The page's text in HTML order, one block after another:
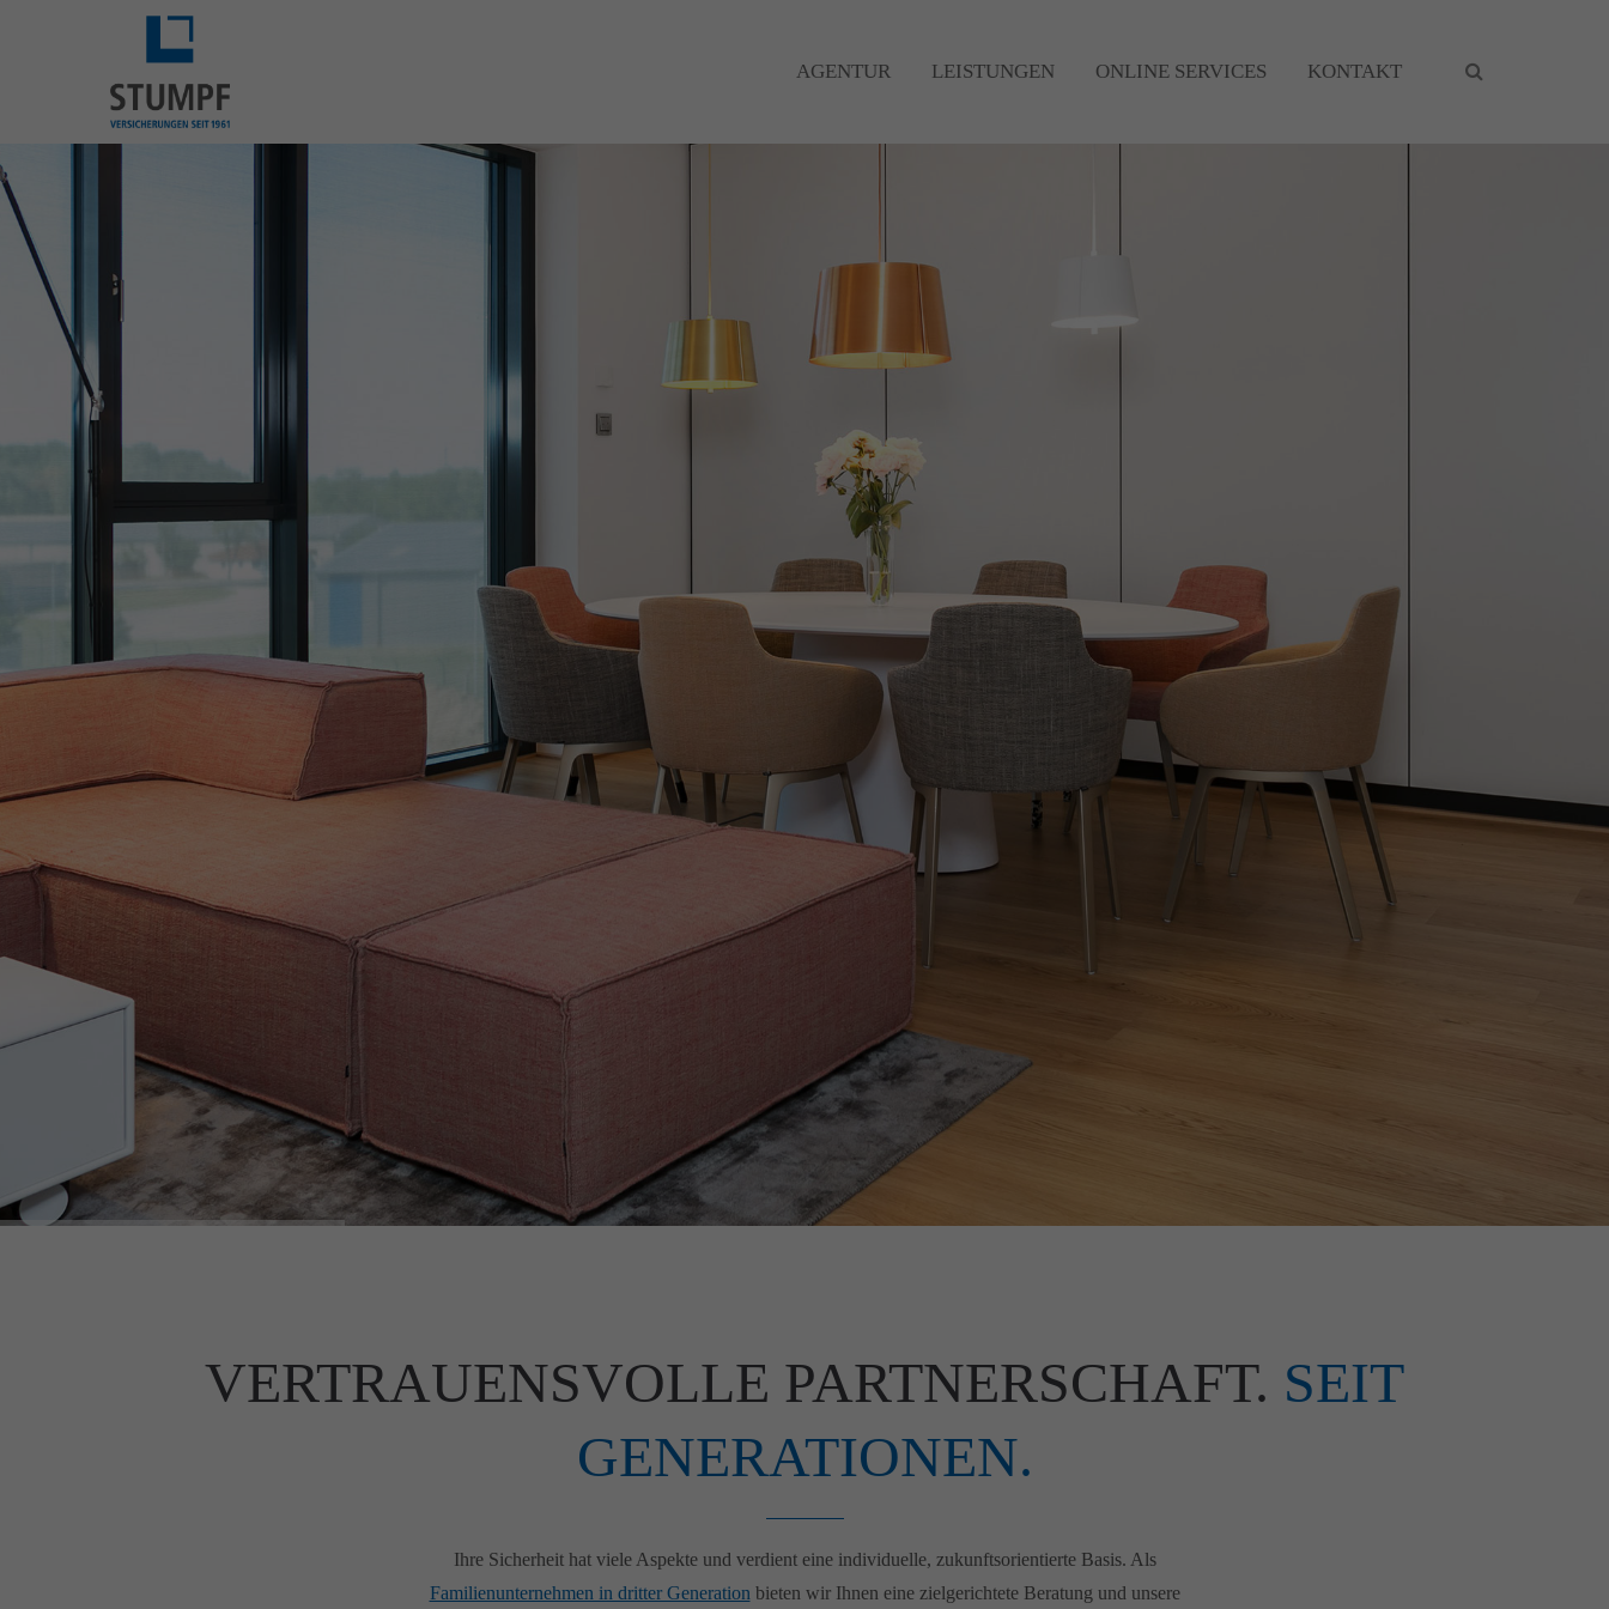
AGENTUR LEISTUNGEN ONLINE SERVICES KONTAKT
VERTRAUENSVOLLE PARTNERSCHAFT. SEIT
GENERATIONEN.
Ihre Sicherheit hat viele Aspekte und verdient eine individuelle, zukunftsorientierte Basis. Als
Familienunternehmen in dritter Generation bieten wir Ihnen eine zielgerichtete Beratung und unsere